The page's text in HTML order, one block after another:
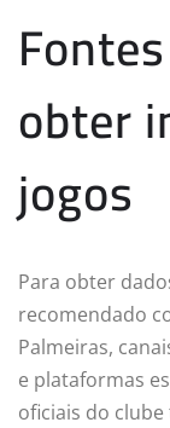
obter
jogos
Para obter
recomendado
Palmeiras,
e plataformas
oficiais do